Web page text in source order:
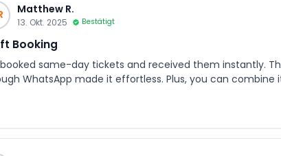
Matthew R.
13. Okt. 2025 Bestätigt
Booking
same-day tickets and received them instantly.
WhatsApp made it effortless. Plus, you can